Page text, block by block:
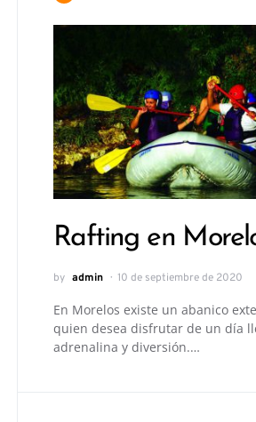
Rafting en
by admin 10 de septiembre de 2020
En Morelos existe un abanico
quien desea disfrutar de un día
adrenalina y diversión.…